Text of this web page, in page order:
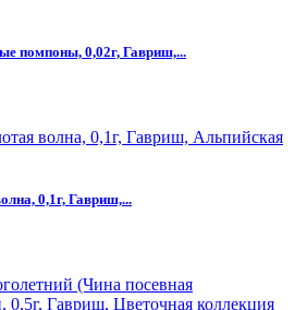
помпоны, 0,02г, Гавриш,...
0,1г, Гавриш,...